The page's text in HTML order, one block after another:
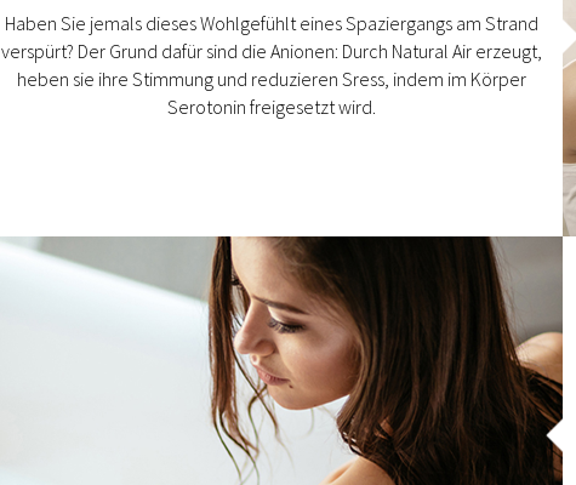
Haben Sie jemals dieses Wohlgefühlt eines Spaziergangs am Strand
verspürt? Der Grund dafür sind die Anionen: Durch Natural Air erzeugt,
heben sie ihre Stimmung und reduzieren Sress, indem im Körper
Serotonin freigesetzt wird.